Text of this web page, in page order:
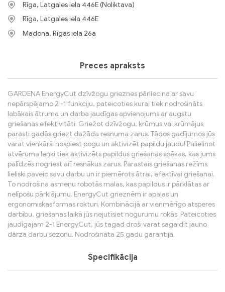
Rīga, Latgales iela 446E (Noliktava)
Rīga, Latgales iela 446E
Madona, Rīgas iela 26a
Preces apraksts
GARDENA EnergyCut dzīvžogu grieznes pārliecina ar savu
nepārspējamo 2 -1 funkciju, pateicoties kurai tiek nodrošināts
labākais ātruma un darba jaudīgas apvienojums ar augstu
griešanas efektivitāti. Griežot dzīvžogu, krūmus vai krūmājus
parasti gadās griezt dažāda resnuma zarus. Tādos gadījumos jūs
varat vienkārši nospiest pogu un aktivizēt papildu jaudu! Palielinot
atvēruma leņķi tiek aktivizēts papildus griešanas spēkas, kas jums
palīdzēs nogriest arī resnākus zarus. Parastais griešanas režīms
lieliski paveic savu darbu un ir piemērots ātrai, efektīvai griešanai.
To nodrošina asmeņu robotās malas, kas papildus ir pārklātas ar
nelīpošu pārklājumu. EnergyCut grieznēm ir apaļas un
ergonomiskasformas rokturi. Kombinācijā ar vienmērīgo atsperes
darbību, griešanas laikā jūs nejutīsiet nogurumu rokās. Pateicoties
jaudīgajam 2-1 EnergyCut, jūs tagad droši varat sagaidīt jauno
dārza darbu sezonu. Nodrošināta 25 gadu garantija.
Specifikācija